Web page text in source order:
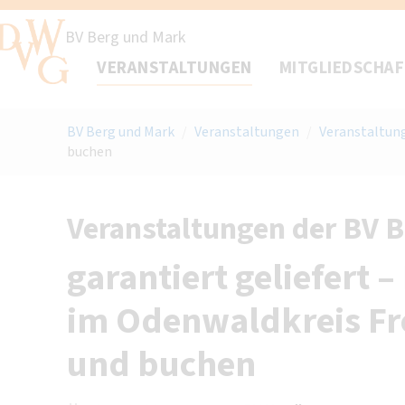
BV Berg und Mark
VERANSTALTUNGEN
BV Berg und Mark Veranstaltungen
buchen
Veranstaltungen der BV
garantiert geliefert
im Odenwaldkreis
und buchen